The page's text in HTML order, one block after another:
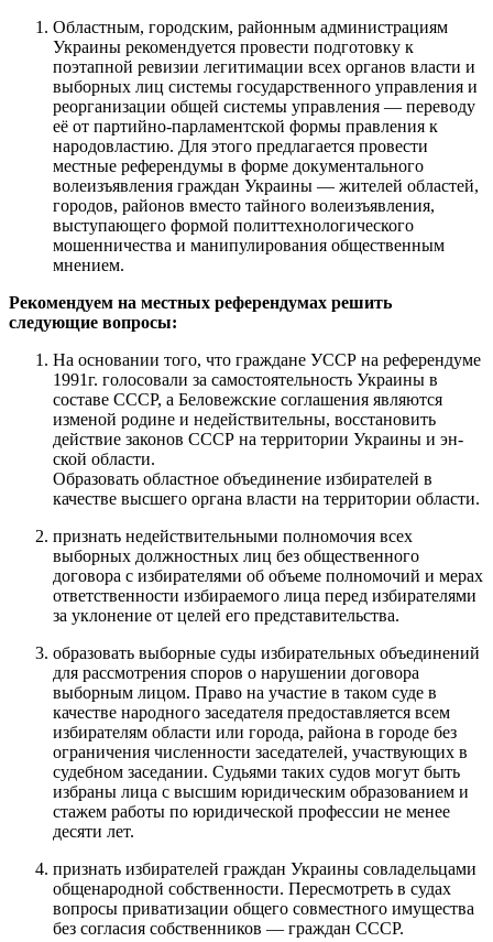
Областным, городским, районным администрациям
Украины рекомендуется провести подготовку к
поэтапной ревизии легитимации всех органов власти и
выборных лиц системы государственного управления и
реорганизации общей системы управления — переводу
её от партийно-парламентской формы правления к
народовластию. Для этого предлагается провести
местные референдумы в форме документального
волеизъявления граждан Украины — жителей областей,
городов, районов вместо тайного волеизъявления,
выступающего формой политтехнологического
мошенничества и манипулирования общественным
мнением.
Рекомендуем на местных референдумах решить
следующие вопросы:
На основании того, что граждане УССР на референдуме
1991г. голосовали за самостоятельность Украины в
составе СССР, а Беловежские соглашения являются
изменой родине и недействительны, восстановить
действие законов СССР на территории Украины и эн-
ской области.
Образовать областное объединение избирателей в
качестве высшего органа власти на территории области.
признать недействительными полномочия всех
выборных должностных лиц без общественного
договора с избирателями об объеме полномочий и мерах
ответственности избираемого лица перед избирателями
за уклонение от целей его представительства.
образовать выборные суды избирательных объединений
для рассмотрения споров о нарушении договора
выборным лицом. Право на участие в таком суде в
качестве народного заседателя предоставляется всем
избирателям области или города, района в городе без
ограничения численности заседателей, участвующих в
судебном заседании. Судьями таких судов могут быть
избраны лица с высшим юридическим образованием и
стажем работы по юридической профессии не менее
десяти лет.
признать избирателей граждан Украины совладельцами
общенародной собственности. Пересмотреть в судах
вопросы приватизации общего совместного имущества
без согласия собственников — граждан СССР.